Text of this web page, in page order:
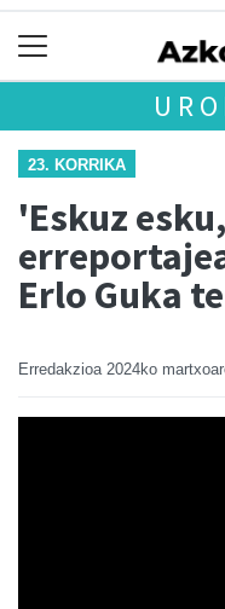
23. KORRIKA
'Eskuz
Erlo Guka
Erredakzioa 2024ko